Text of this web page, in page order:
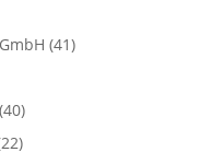
(41)